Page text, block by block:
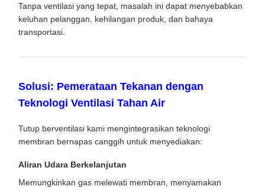
Tanpa ventilasi yang tepat, masalah ini dapat menyebabkan
keluhan pelanggan, kehilangan produk, dan bahaya
transportasi.
Solusi: Pemerataan Tekanan dengan
Teknologi Ventilasi Tahan Air
Tutup berventilasi kami mengintegrasikan teknologi
membran bernapas canggih untuk menyediakan:
Aliran Udara Berkelanjutan
Memungkinkan gas melewati membran, menyamakan